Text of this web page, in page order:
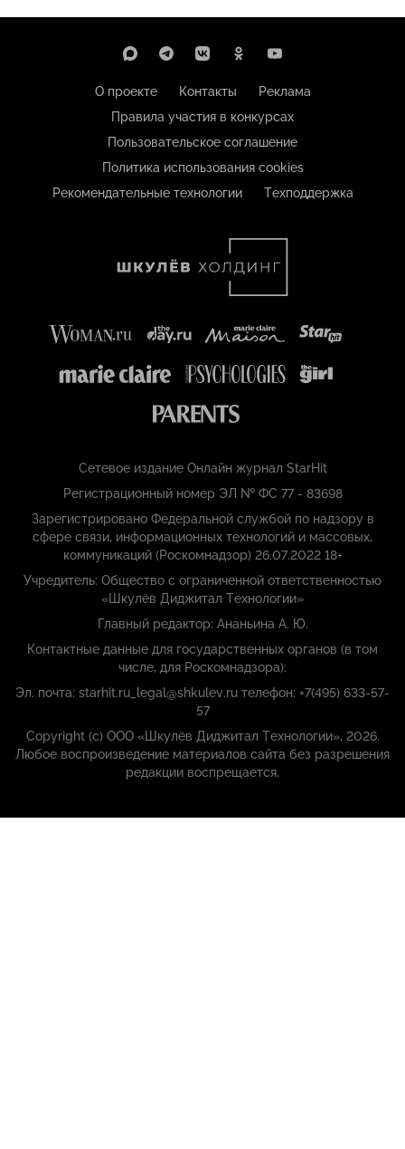
О проекте Контакты
Реклама
Правила участия в конкурсах
Пользовательское соглашение
Политика использования cookies
Рекомендательные технологии
Техподдержка
Сетевое издание Онлайн журнал StarHit
Регистрационный номер ЭЛ № ФС 77 - 83698
Зарегистрировано Федеральной службой по надзору в
сфере связи, информационных технологий и массовых,
коммуникаций (Роскомнадзор) 26.07.2022 18+
Учредитель: Общество с ограниченной ответственностью
«Шкулёв Диджитал Технологии»
Главный редактор: Ананьина А. Ю.
Контактные данные для государственных органов (в том
числе, для Роскомнадзора):
Эл. почта: starhit.ru_legal@shkulev.ru телефон: +7(495) 633-57-
57
Copyright (с) ООО «Шкулёв Диджитал Технологии», 2026.
Любое воспроизведение материалов сайта без разрешения
редакции воспрещается.